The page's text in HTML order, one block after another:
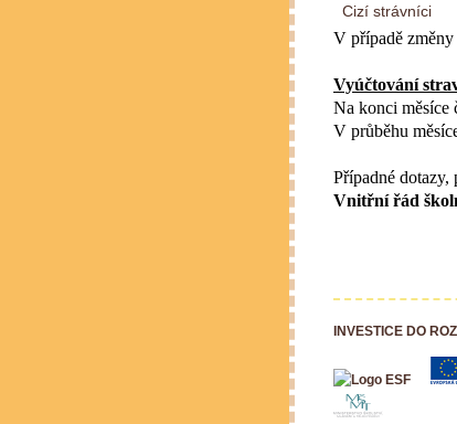
Cizí strávníci
V případě
Vyúčtování
Na konci měsíce
V průběhu
Případné
Vnitřní řád
INVESTICE DO